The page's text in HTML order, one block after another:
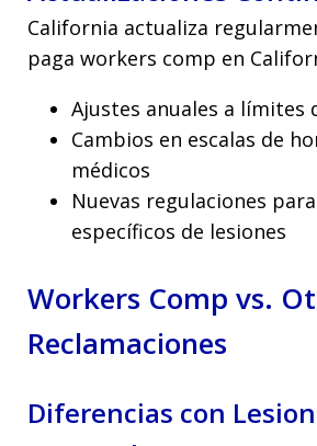
California actualiza
paga workers comp en
Ajustes anuales a límites
Cambios en escalas de
médicos
Nuevas regulaciones
específicos de lesiones
Workers Comp vs.
Reclamaciones
Diferencias con